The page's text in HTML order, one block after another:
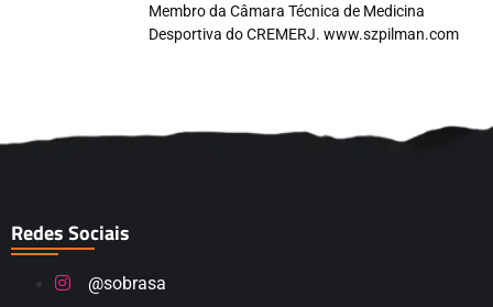
Membro da Câmara Técnica de Medicina
Desportiva do CREMERJ. www.szpilman.com
Redes Sociais
@sobrasa